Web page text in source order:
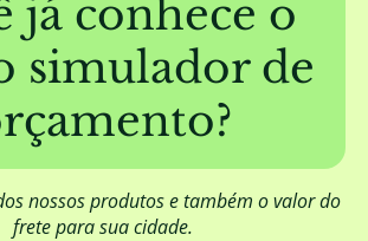
algum produto para
aspecto visual da madeira?
da madeira da
já conhece o
simulador de
nossos produtos e também o valor do
frete para sua cidade.